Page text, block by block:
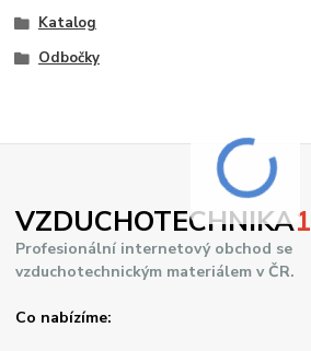
Katalog
Odbočky
VZDUCHOTECHNIKA1
Profesionální internetový obchod se
vzduchotechnickým materiálem v ČR.
Co nabízíme: